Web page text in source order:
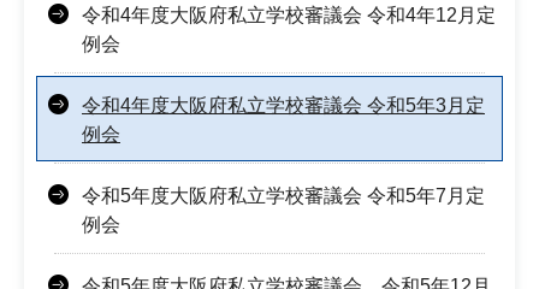
令和4年度大阪府私立学校審議会 令和4年12月定
例会
令和4年度大阪府私立学校審議会 令和5年3月定
例会
令和5年度大阪府私立学校審議会 令和5年7月定
例会